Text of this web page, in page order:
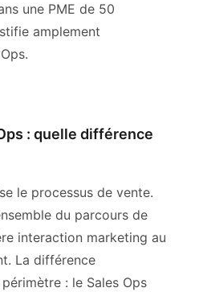
une PME de 50
amplement
: quelle différence
le processus de vente.
du parcours de
interaction marketing au
La différence
: le Sales Ops